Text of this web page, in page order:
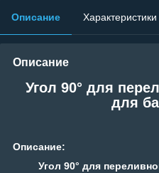
Описание Характеристики
Описание
Угол 90° для
для
Описание:
Угол 90° для